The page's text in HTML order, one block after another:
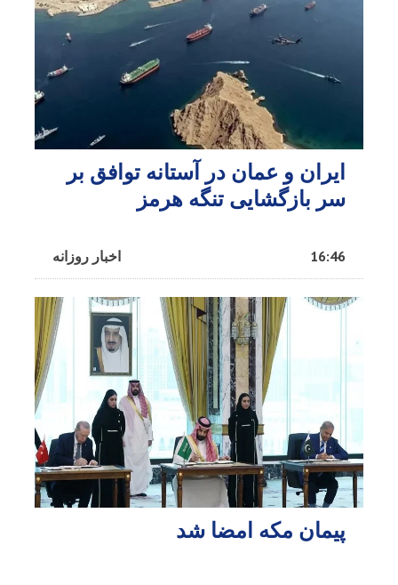
ایران و عمان در آستانه توافق بر
سر بازگشایی تنگه هرمز
اخبار روزانه 16:46
پیمان مکه امضا شد